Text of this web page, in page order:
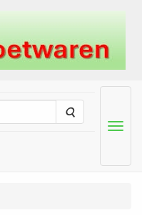
Zoeken
Menu